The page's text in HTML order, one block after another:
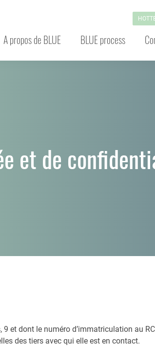
A propos de BLUE BLUE process
et de
et dont le numéro d’immatriculation au
des tiers avec qui elle est en contact.